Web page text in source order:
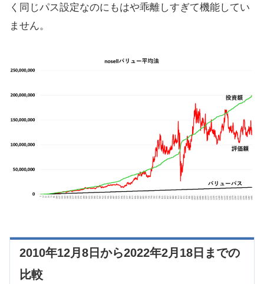
く同じパス設定なのにもはや乖離しすぎて機能してい
ません。
2010年12月8日から2022年2月18日までの
比較